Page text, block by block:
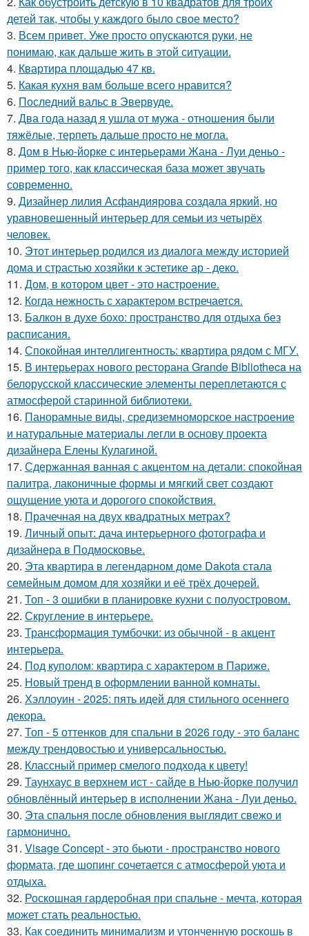
детей так, чтобы у каждого было свое место?
3. Всем привет. Уже просто опускаются руки, не
понимаю, как дальше жить в этой ситуации.
4. Квартира площадью 47 кв.
5. Какая кухня вам больше всего нравится?
6. Последний вальс в Эвервуде.
7. Два года назад я ушла от мужа - отношения были
тяжёлые, терпеть дальше просто не могла.
8. Дом в Нью-йорке с интерьерами Жана - Луи деньо -
пример того, как классическая база может звучать
современно.
9. Дизайнер лилия Асфандиярова создала яркий, но
уравновешенный интерьер для семьи из четырёх
человек.
10. Этот интерьер родился из диалога между историей
дома и страстью хозяйки к эстетике ар - деко.
11. Дом, в котором цвет - это настроение.
12. Когда нежность с характером встречается.
13. Балкон в духе бохо: пространство для отдыха без
расписания.
14. Спокойная интеллигентность: квартира рядом с МГУ.
15. В интерьерах нового ресторана Grande Bibliotheca на
белорусской классические элементы переплетаются с
атмосферой старинной библиотеки.
16. Панорамные виды, средиземноморское настроение
и натуральные материалы легли в основу проекта
дизайнера Елены Кулагиной.
17. Сдержанная ванная с акцентом на детали: спокойная
палитра, лаконичные формы и мягкий свет создают
ощущение уюта и дорогого спокойствия.
18. Прачечная на двух квадратных метрах?
19. Личный опыт: дача интерьерного фотографа и
дизайнера в Подмосковье.
20. Эта квартира в легендарном доме Dakota стала
семейным домом для хозяйки и её трёх дочерей.
21. Топ - 3 ошибки в планировке кухни с полуостровом.
22. Скругление в интерьере.
23. Трансформация тумбочки: из обычной - в акцент
интерьера.
24. Под куполом: квартира с характером в Париже.
25. Новый тренд в оформлении ванной комнаты.
26. Хэллоуин - 2025: пять идей для стильного осеннего
декора.
27. Топ - 5 оттенков для спальни в 2026 году - это баланс
между трендовостью и универсальностью.
28. Классный пример смелого подхода к цвету!
29. Таунхаус в верхнем ист - сайде в Нью-йорке получил
обновлённый интерьер в исполнении Жана - Луи деньо.
30. Эта спальня после обновления выглядит свежо и
гармонично.
31. Visage Concept - это бьюти - пространство нового
формата, где шопинг сочетается с атмосферой уюта и
отдыха.
32. Роскошная гардеробная при спальне - мечта, которая
может стать реальностью.
33. Как соединить минимализм и утонченную роскошь в